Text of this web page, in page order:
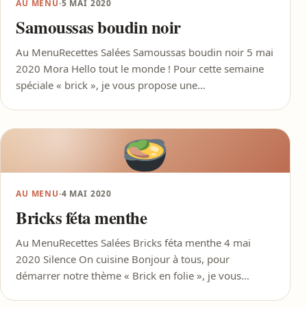
AU MENU·5 MAI 2020
Samoussas boudin noir
Au MenuRecettes Salées Samoussas boudin noir 5 mai
2020 Mora Hello tout le monde ! Pour cette semaine
spéciale « brick », je vous propose une…
AU MENU·4 MAI 2020
Bricks féta menthe
Au MenuRecettes Salées Bricks féta menthe 4 mai
2020 Silence On cuisine Bonjour à tous, pour
démarrer notre thème « Brick en folie », je vous…